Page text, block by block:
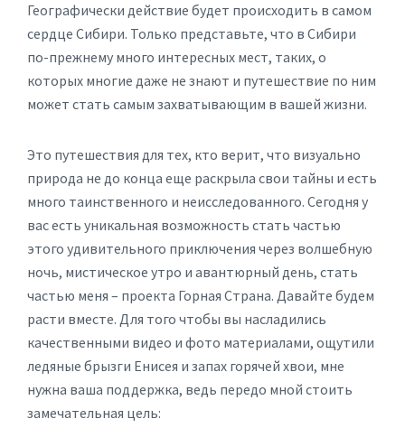
Географически действие будет происходить в самом
сердце Сибири. Только представьте, что в Сибири
по-прежнему много интересных мест, таких, о
которых многие даже не знают и путешествие по ним
может стать самым захватывающим в вашей жизни.
Это путешествия для тех, кто верит, что визуально
природа не до конца еще раскрыла свои тайны и есть
много таинственного и неисследованного. Сегодня у
вас есть уникальная возможность стать частью
этого удивительного приключения через волшебную
ночь, мистическое утро и авантюрный день, стать
частью меня – проекта Горная Страна. Давайте будем
расти вместе. Для того чтобы вы насладились
качественными видео и фото материалами, ощутили
ледяные брызги Енисея и запах горячей хвои, мне
нужна ваша поддержка, ведь передо мной стоить
замечательная цель: